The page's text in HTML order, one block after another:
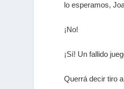
lo esperamos,
¡No!
¡Sí! Un fallido
Querrá decir tiro